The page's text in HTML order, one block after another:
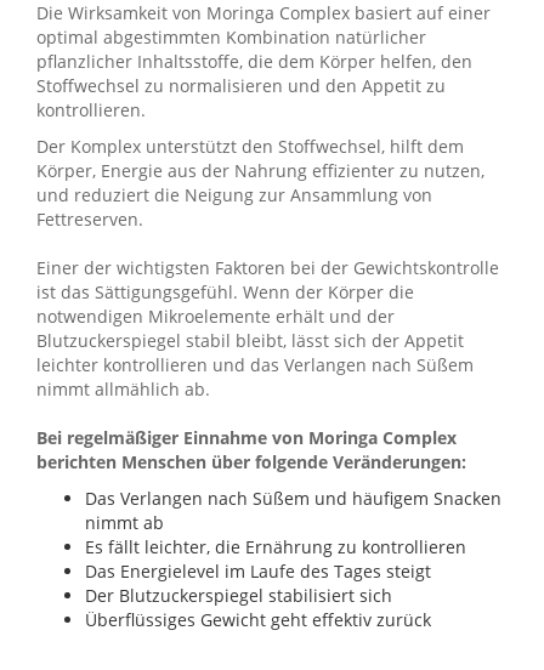
Die Wirksamkeit von Moringa Complex basiert auf einer
optimal abgestimmten Kombination natürlicher
pflanzlicher Inhaltsstoffe, die dem Körper helfen, den
Stoffwechsel zu normalisieren und den Appetit zu
kontrollieren.
Der Komplex unterstützt den Stoffwechsel, hilft dem
Körper, Energie aus der Nahrung effizienter zu nutzen,
und reduziert die Neigung zur Ansammlung von
Fettreserven.
Einer der wichtigsten Faktoren bei der Gewichtskontrolle
ist das Sättigungsgefühl. Wenn der Körper die
notwendigen Mikroelemente erhält und der
Blutzuckerspiegel stabil bleibt, lässt sich der Appetit
leichter kontrollieren und das Verlangen nach Süßem
nimmt allmählich ab.
Bei regelmäßiger Einnahme von Moringa Complex
berichten Menschen über folgende Veränderungen:
Das Verlangen nach Süßem und häufigem Snacken
nimmt ab
Es fällt leichter, die Ernährung zu kontrollieren
Das Energielevel im Laufe des Tages steigt
Der Blutzuckerspiegel stabilisiert sich
Überflüssiges Gewicht geht effektiv zurück